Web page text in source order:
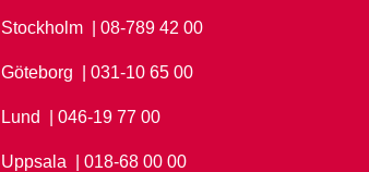
Stockholm Ring Stockholm på
| 08-789 42 00
Göteborg Ring Göteborg på
| 031-10 65 00
Lund Ring Lund på
| 046-19 77 00
Uppsala Ring Uppsala på
| 018-68 00 00